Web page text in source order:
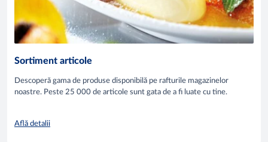
Sortiment articole
Descoperă gama de produse disponibilă pe rafturile magazinelor
noastre. Peste 25 000 de articole sunt gata de a fi luate cu tine.
Află detalii